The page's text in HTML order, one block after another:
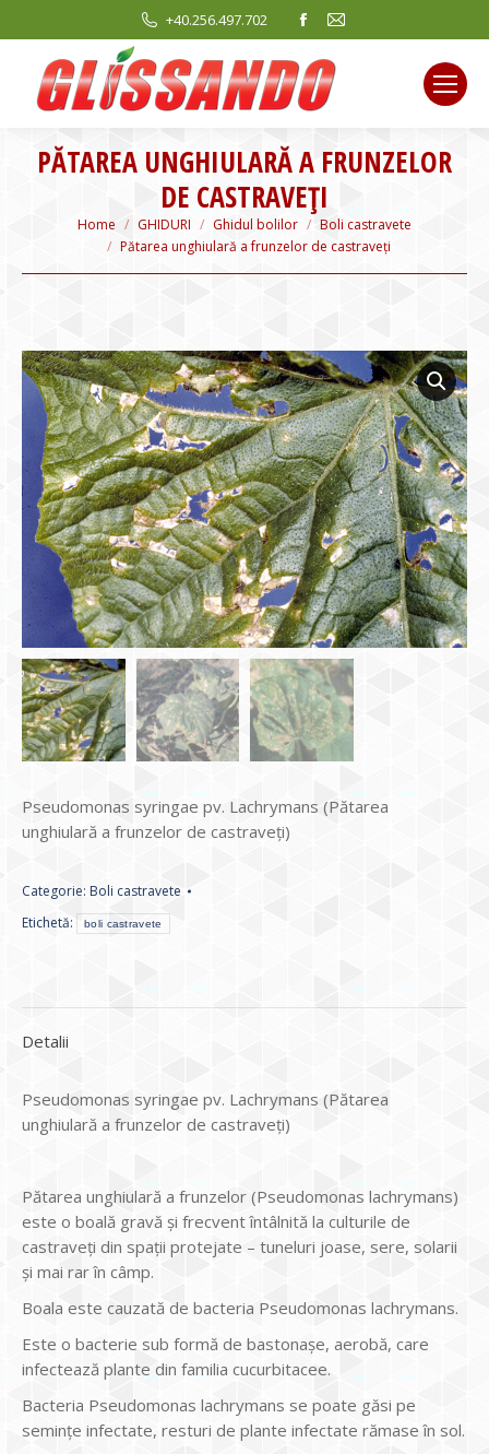
+40.256.497.702
Facebook
opens
in
new
window
Mail
new
window
PĂTAREA UNGHIULARĂ A FRUNZELOR
DE CASTRAVEȚI
You are here:
Home GHIDURI Ghidul bolilor
Boli castravete
Pătarea unghiulară a frunzelor de castraveți
Pseudomonas syringae pv. Lachrymans (Pătarea
unghiulară a frunzelor de castraveți)
Categorie: Boli castravete
Etichetă:
boli castravete
Detalii
Pseudomonas syringae pv. Lachrymans (Pătarea
unghiulară a frunzelor de castraveți)
Pătarea unghiulară a frunzelor (Pseudomonas lachrymans)
este o boală gravă și frecvent întâlnită la culturile de
castraveți din spații protejate – tuneluri joase, sere, solarii
și mai rar în câmp.
Boala este cauzată de bacteria Pseudomonas lachrymans.
Este o bacterie sub formă de bastonașe, aerobă, care
infectează plante din familia cucurbitacee.
Bacteria Pseudomonas lachrymans se poate găsi pe
semințe infectate, resturi de plante infectate rămase în sol.